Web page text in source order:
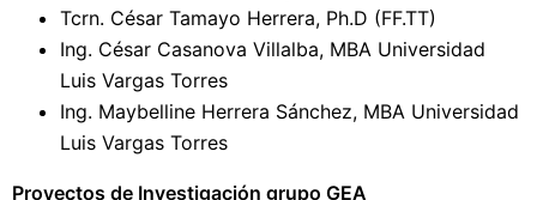
Tcrn. César Tamayo Herrera, Ph.D (FF.TT)
Ing. César Casanova Villalba, MBA Universidad
Luis Vargas Torres
Ing. Maybelline Herrera Sánchez, MBA Universidad
Luis Vargas Torres
Proyectos de Investigación grupo GEA